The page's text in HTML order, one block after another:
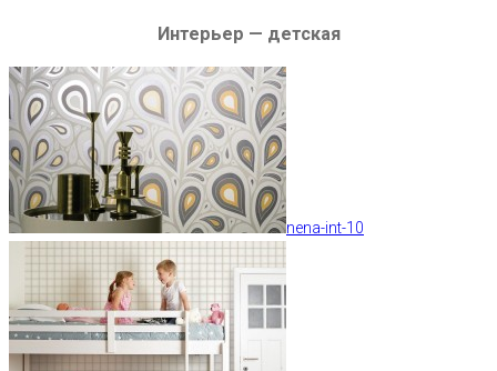
Интерьер — детская
nena-int-10